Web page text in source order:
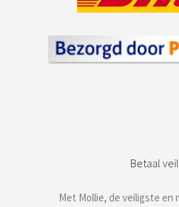
Betaal
Met Mollie, de veiligste en